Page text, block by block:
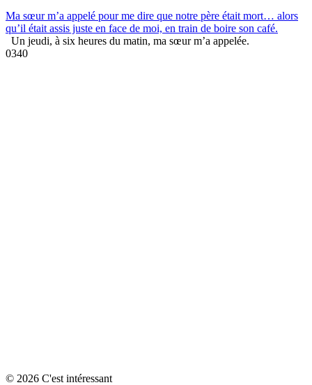
Ma sœur m’a appelé pour me dire que notre père était mort… alors
qu’il était assis juste en face de moi, en train de boire son café.
Un jeudi, à six heures du matin, ma sœur m’a appelée.
0340
© 2026 C'est intéressant